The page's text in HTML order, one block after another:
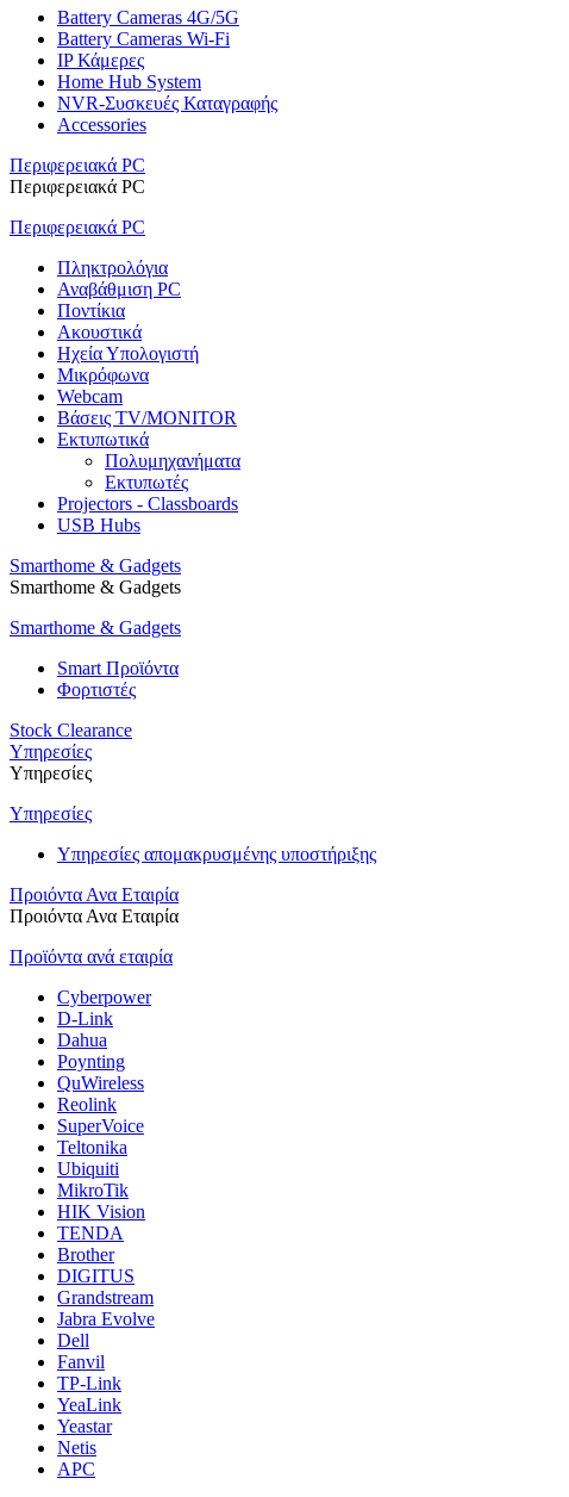
Battery Cameras 4G/5G
Battery Cameras Wi-Fi
IP Κάμερες
Home Hub System
NVR-Συσκευές Καταγραφής
Accessories
Περιφερειακά PC
Περιφερειακά PC
Περιφερειακά PC
Πληκτρολόγια
Αναβάθμιση PC
Ποντίκια
Ακουστικά
Ηχεία Υπολογιστή
Μικρόφωνα
Webcam
Βάσεις TV/MONITOR
Εκτυπωτικά
Πολυμηχανήματα
Εκτυπωτές
Projectors - Classboards
USB Hubs
Smarthome & Gadgets
Smarthome & Gadgets
Smarthome & Gadgets
Smart Προϊόντα
Φορτιστές
Stock Clearance
Υπηρεσίες
Υπηρεσίες
Υπηρεσίες
Υπηρεσίες απομακρυσμένης υποστήριξης
Προιόντα Ανα Εταιρία
Προιόντα Ανα Εταιρία
Προϊόντα ανά εταιρία
Cyberpower
D-Link
Dahua
Poynting
QuWireless
Reolink
SuperVoice
Teltonika
Ubiquiti
MikroTik
HIK Vision
TENDA
Brother
DIGITUS
Grandstream
Jabra Evolve
Dell
Fanvil
TP-Link
YeaLink
Yeastar
Netis
APC